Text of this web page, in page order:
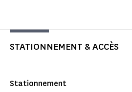
STATIONNEMENT & ACCÈS
Stationnement